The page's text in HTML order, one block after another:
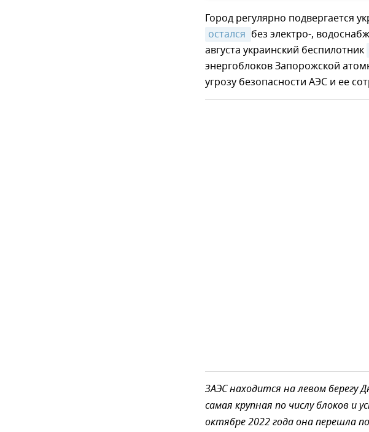
Город регулярно подвергается
остался без электро-,
августа украинский беспилотник
энергоблоков Запорожской
угрозу безопасности АЭС и ее
ЗАЭС находится на левом берегу
самая крупная по числу блоков и
октябре 2022 года она перешла